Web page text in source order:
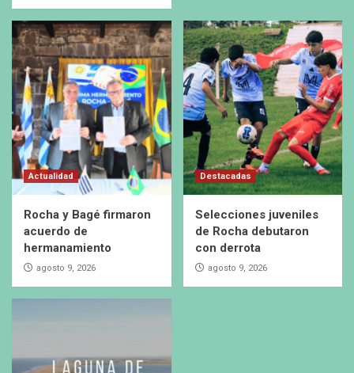
Actualidad
Rocha y Bagé firmaron
acuerdo de
hermanamiento
agosto 9, 2026
Destacadas
Selecciones juveniles
de Rocha debutaron
con derrota
agosto 9, 2026